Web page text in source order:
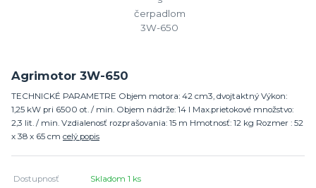
Agrimotor 3W-650
TECHNICKÉ PARAMETRE Objem motora: 42 cm3, dvojtaktný Výkon:
1,25 kW pri 6500 ot. / min. Objem nádrže: 14 l Max.prietokové množstvo:
2,3 lit. / min. Vzdialenosť rozprašovania: 15 m Hmotnosť: 12 kg Rozmer : 52
x 38 x 65 cm celý popis
Dostupnosť Skladom 1 ks